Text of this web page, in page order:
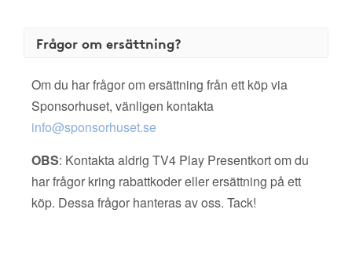
Frågor om ersättning?
Om du har frågor om ersättning från ett köp via
Sponsorhuset, vänligen kontakta
info@sponsorhuset.se
OBS: Kontakta aldrig TV4 Play Presentkort om du
har frågor kring rabattkoder eller ersättning på ett
köp. Dessa frågor hanteras av oss. Tack!